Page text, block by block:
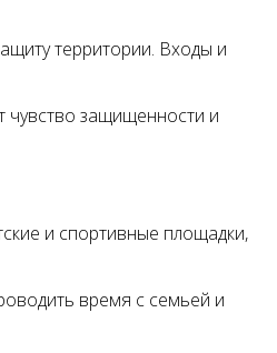
территории. Входы и
чувство защищенности и
и спортивные площадки,
время с семьей и